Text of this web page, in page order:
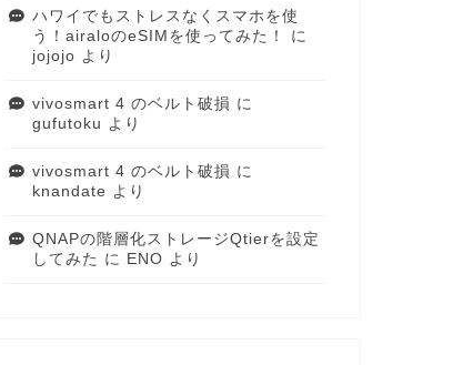
ハワイでもストレスなくスマホを使
う！airaloのeSIMを使ってみた！
に
jojojo より
vivosmart 4 のベルト破損 に
gufutoku より
vivosmart 4 のベルト破損 に
knandate より
QNAPの階層化ストレージQtierを設定
してみた に ENO より